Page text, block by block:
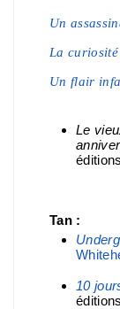
Un
La
Un flair
Le
Tan :
10